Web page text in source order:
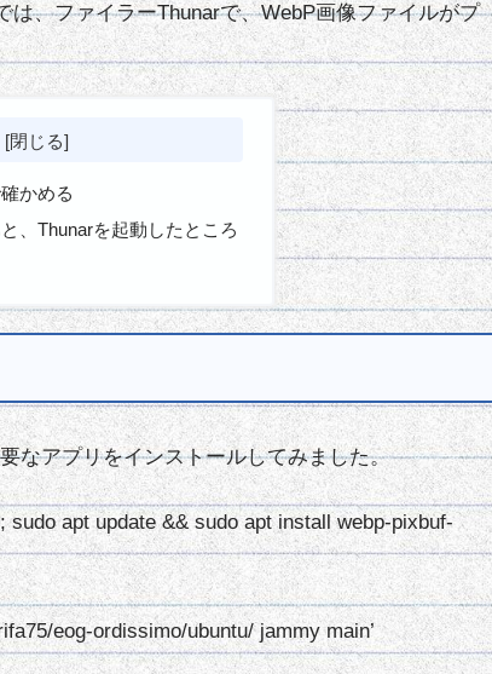
、ファイラーThunarで、WebP画像ファイルがプ
かめる
、Thunarを起動したところ
なアプリをインストールしてみました。
apt update && sudo apt install webp-pixbuf-
eog-ordissimo/ubuntu/ jammy main’